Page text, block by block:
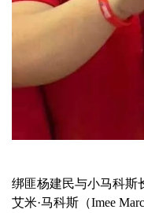
绑匪杨建民与小马科斯
艾米·马科斯（Imee